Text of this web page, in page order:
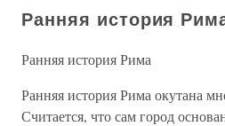
Ранняя история
Ранняя история Рима
Ранняя история Рима окутана
Считается, что сам город